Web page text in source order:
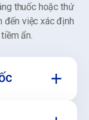
thuốc hoặc thứ
đến việc xác định
ẩn.